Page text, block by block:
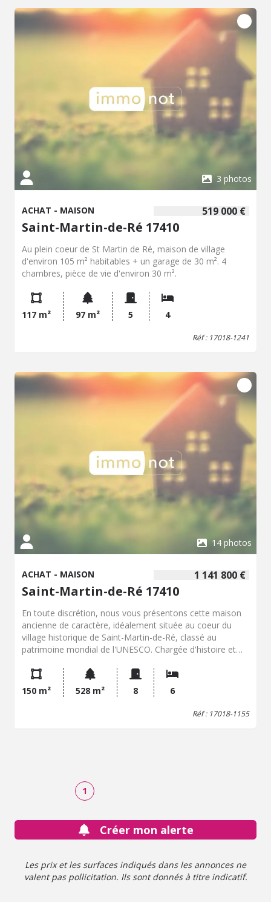
sérénité et de confort. Le dernier niveau dévoile un
superbe espace sous charpente apparente, baigné de
lumière et bénéficiant d'une agréable vue sur la mer. Cet
étage aux multiples possibilités d'aménagement dispose
également d'une salle de bains supplémentaire. À
l'extérieur, la terrasse ensoleillée invite à la douceur de
vivre rétaise. Un préau dédié au stationnement des vélos
ainsi que une place de parking privative viennent parfaire
les prestations de cette propriété.
3 photos
519 000 €
ACHAT - MAISON
Saint-Martin-de-Ré 17410
Au plein coeur de St Martin de Ré, maison de village
d'environ 105 m² habitables + un garage de 30 m². 4
chambres, pièce de vie d'environ 30 m².
117 m² 97 m² 5 4
Réf : 17018-1241
14 photos
1 141 800 €
ACHAT - MAISON
Saint-Martin-de-Ré 17410
En toute discrétion, nous vous présentons cette maison
ancienne de caractère, idéalement située au coeur du
village historique de Saint-Martin-de-Ré, classé au
patrimoine mondial de l'UNESCO. Chargée d'histoire et
sur deux niveaux, à rénover intégralement selon vos
envies. Implantée sur un terrain de plus de 500 m², elle
offre un potentiel rare pour créer une résidence de
charme, mêlant patrimoine et art de vivre rétais. Une
150 m² 528 m² 8 6
Réf : 17018-1155
1
Créer mon alerte
Les prix et les surfaces indiqués dans les annonces ne
valent pas pollicitation. Ils sont donnés à titre indicatif.